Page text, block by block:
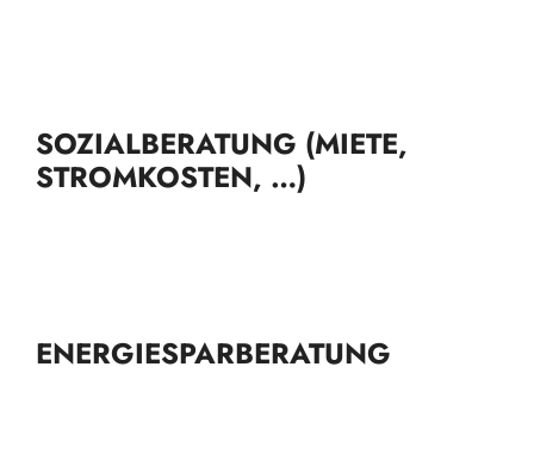
SOZIALBERATUNG (MIETE,
STROMKOSTEN, …)
ENERGIESPARBERATUNG